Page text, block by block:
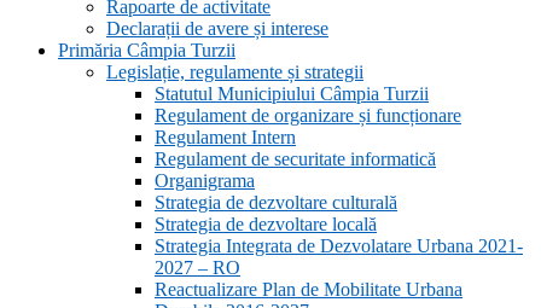
Rapoarte de activitate
Declarații de avere și interese
Primăria Câmpia Turzii
Legislație, regulamente și strategii
Statutul Municipiului Câmpia Turzii
Regulament de organizare și funcționare
Regulament Intern
Regulament de securitate informatică
Organigrama
Strategia de dezvoltare culturală
Strategia de dezvoltare locală
Strategia Integrata de Dezvolatare Urbana 2021-
2027 – RO
Reactualizare Plan de Mobilitate Urbana